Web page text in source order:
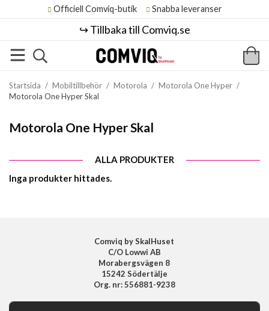
Officiell Comviq-butik Snabba leveranser
↪️ Tillbaka till Comviq.se
Startsida / Mobiltillbehör / Motorola / Motorola One Hyper /
Motorola One Hyper Skal
Motorola One Hyper Skal
ALLA PRODUKTER
Inga produkter hittades.
Comviq by SkalHuset
C/O Lowwi AB
Morabergsvägen 8
15242 Södertälje
Org. nr: 556881-9238